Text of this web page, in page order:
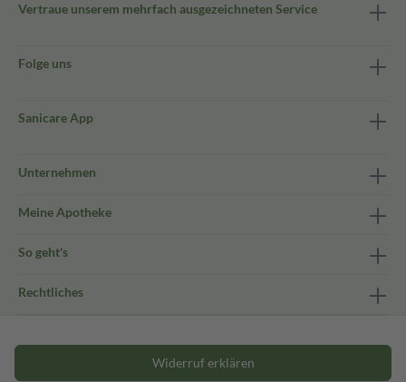
Vertraue unserem mehrfach ausgezeichneten Service
Folge uns
Sanicare App
Unternehmen
Meine Apotheke
So geht's
Rechtliches
Widerruf erklären